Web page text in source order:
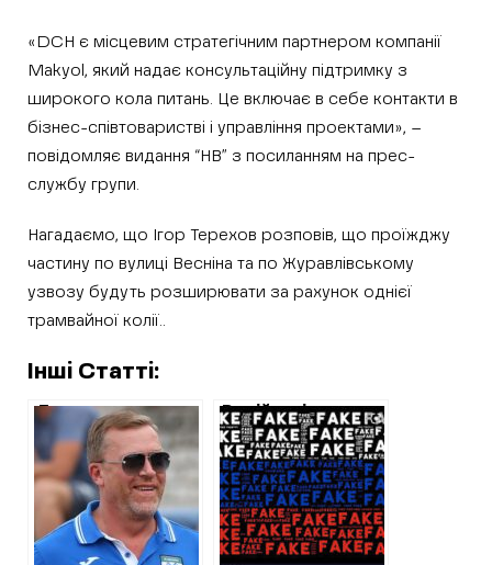
«DCH є місцевим стратегічним партнером компанії
Makyol, який надає консультаційну підтримку з
широкого кола питань. Це включає в себе контакти в
бізнес-співтоваристві і управління проектами», –
повідомляє видання “НВ” з посиланням на прес-
службу групи.
Нагадаємо, що Ігор Терехов розповів, що проїжджу
частину по вулиці Весніна та по Журавлівському
узвозу будуть розширювати за рахунок однієї
трамвайної колії..
Інші Статті:
Директор
“Водоканалу”
Панов не
задекларував
футбольний
клуб, де він
президент
Російські
окупанти почали
вигадувати
перемоги під
Харковом